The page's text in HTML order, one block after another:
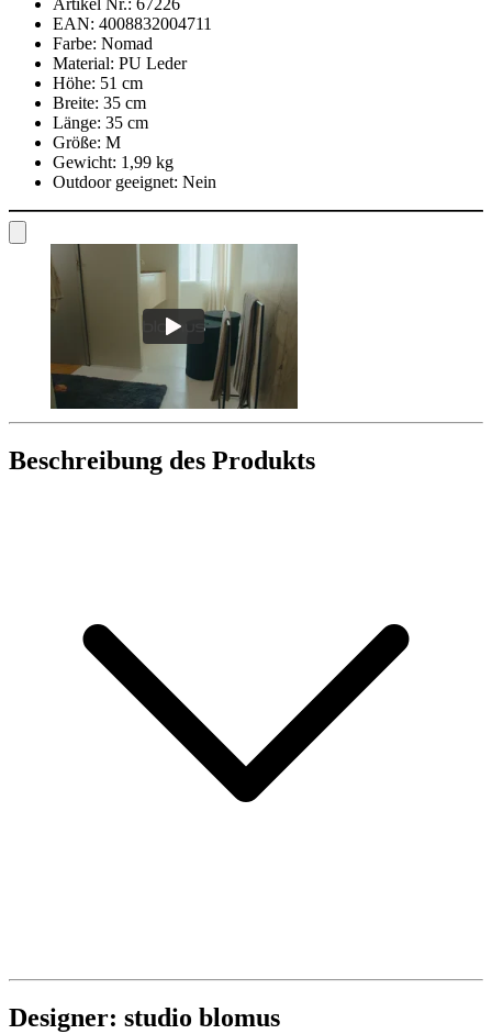
Artikel Nr.: 67226
EAN: 4008832004711
Farbe: Nomad
Material: PU Leder
Höhe: 51 cm
Breite: 35 cm
Länge: 35 cm
Größe: M
Gewicht: 1,99 kg
Outdoor geeignet: Nein
Beschreibung des Produkts
Designer: studio blomus